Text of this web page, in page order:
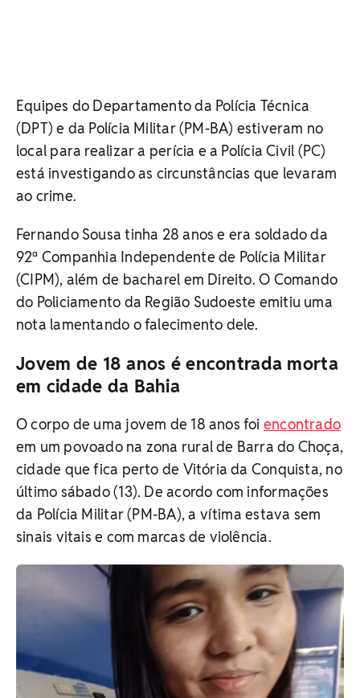
Equipes do Departamento da Polícia Técnica
(DPT) e da Polícia Militar (PM-BA) estiveram no
local para realizar a perícia e a Polícia Civil (PC)
está investigando as circunstâncias que levaram
ao crime.
Fernando Sousa tinha 28 anos e era soldado da
92ª Companhia Independente de Polícia Militar
(CIPM), além de bacharel em Direito. O Comando
do Policiamento da Região Sudoeste emitiu uma
nota lamentando o falecimento dele.
Jovem de 18 anos é encontrada morta
em cidade da Bahia
O corpo de uma jovem de 18 anos foi encontrado
em um povoado na zona rural de Barra do Choça,
cidade que fica perto de Vitória da Conquista, no
último sábado (13). De acordo com informações
da Polícia Militar (PM-BA), a vítima estava sem
sinais vitais e com marcas de violência.